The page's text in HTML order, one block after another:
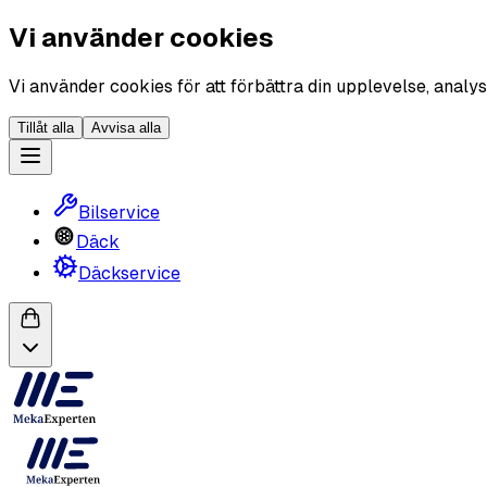
Vi använder cookies
Vi använder cookies för att förbättra din upplevelse,
Tillåt alla Avvisa alla
Bilservice
Däck
Däckservice